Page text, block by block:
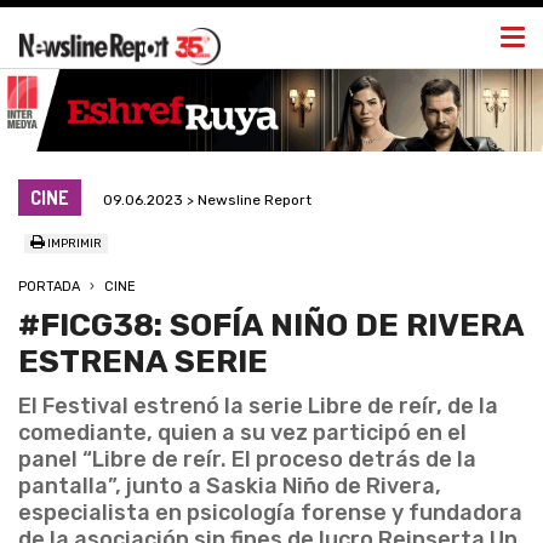
CINE 09.06.2023 > Newsline Report
IMPRIMIR
PORTADA CINE
#FICG38: SOFÍA NIÑO DE RIVERA
ESTRENA SERIE
El Festival estrenó la serie Libre de reír, de la
comediante, quien a su vez participó en el
panel “Libre de reír. El proceso detrás de la
pantalla”, junto a Saskia Niño de Rivera,
especialista en psicología forense y fundadora